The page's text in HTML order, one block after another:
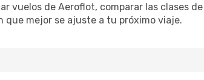
vuelos de Aeroflot, comparar las clases
mejor se ajuste a tu próximo viaje.